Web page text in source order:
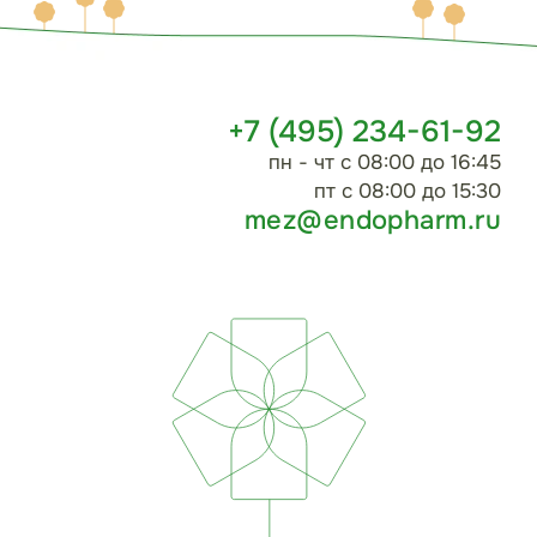
+7 (495) 234-61-92
пн - чт с 08:00 до 16:45
пт с 08:00 до 15:30
mez@endopharm.ru